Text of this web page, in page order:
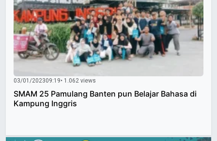
03/01/202309:19• 1.062 views
SMAM 25 Pamulang Banten pun Belajar Bahasa di
Kampung Inggris